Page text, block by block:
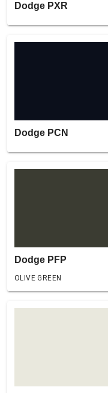
Dodge PXR
Dodge PCN
Dodge PFP
OLIVE GREEN